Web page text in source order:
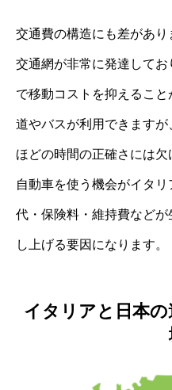
交通費の構造にも差があ
交通網が非常に発達して
で移動コストを抑えるこ
道やバスが利用できます
ほどの時間の正確さには欠
自動車を使う機会がイタ
代・保険料・維持費など
し上げる要因になります。
イタリアと日本